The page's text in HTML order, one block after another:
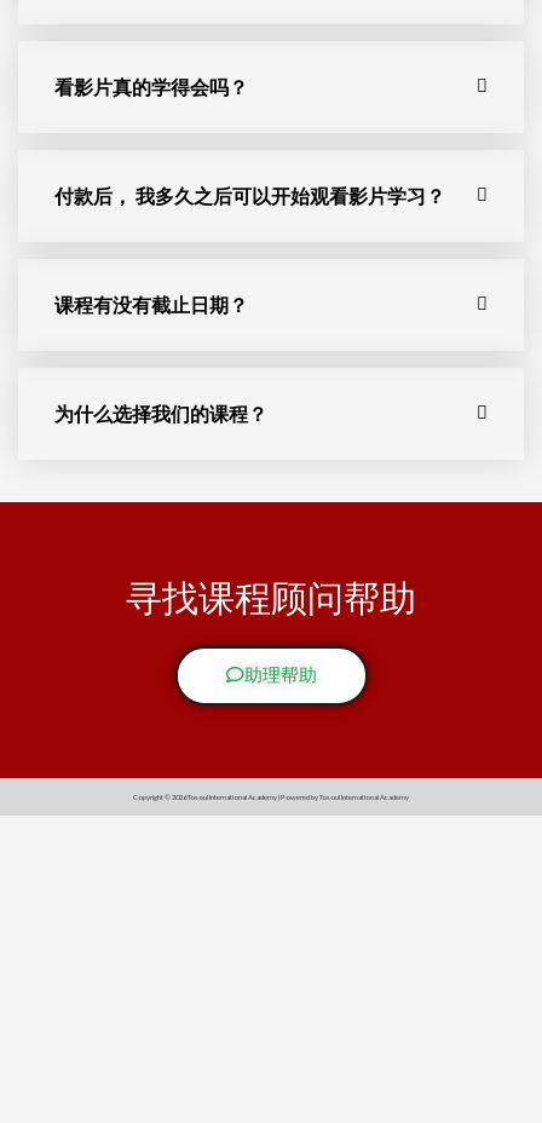
看影片真的学得会吗？
付款后， 我多久之后可以开始观看影片学习？
课程有没有截止日期？
为什么选择我们的课程？
寻找课程顾问帮助
助理帮助
Copyright © 2026 Tosoul International Academy | Powered by Tosoul International Academy